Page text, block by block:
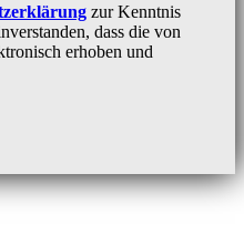
zur Kenntnis
dass die von
erhoben und